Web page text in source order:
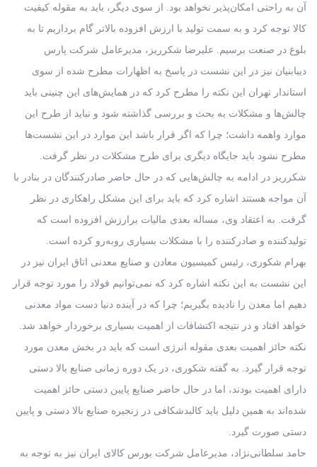
آن به راحتی امکان‌پذیر نخواهد بود. از سوی دیگر، باید به مقوله کیفیت
کالا توجه کرد و به سمت تولید با ارزش افزوده بالاتر گام برداریم تا به
بلوغ در صنعت برسیم. علیرضا شکرریز، مدیرعامل شرکت پارس
دیبابنیان نیز در این نشست در پاسخ به اظهارات مطرح شده از سوی
استاندار تهران این نکته را مطرح کرد که در همایش‌های این چنینی باید
چالش‌ها و مشکلات به بحث و بررسی گذاشته شود و نباید از طرح این
موارد واهمه داشت؛ چرا که اگر قرار باشد این موارد در این نشست‌ها
مطرح نشود باید جایگاه دیگری برای طرح مشکلات در نظر گرفت.
شکرریز در ادامه به چالش‌هایی که در حال حاضر صادرکنندگان در بنادر با
آن مواجه هستند اشاره کرد که باید برای این مشکل راهکاری در نظر
گرفت. به اعتقاد وی، مساله بعدی مالیات برارزش افزوده است که
تولیدکننده و صادرکننده را با مشکلات بسیاری روبه‌رو کرده است.
بهرام شکوری، رئیس کمیسیون معادن و صنایع معدنی اتاق ایران نیز در
این نشست به این نکته اشاره کرد که نمی‌توانیم فولاد را مورد توجه قرار
دهیم اما معدن را نادیده بگیریم؛ چرا که در آینده دنیا دست مواد معدنی
خواهد افتاد و در نتیجه اکتشافات از اهمیت بسیاری برخوردار خواهد شد.
نکته حائز اهمیت بعدی مقوله انرژی است که باید در بخش معدن مورد
توجه قرار گیرد. به گفته شکوری، در یک دوره زمانی صنایع بالا دستی
دارای اهمیت بودند، اما در حال حاضر صنایع پایین دستی حائز اهمیت
شده‌اند به همین دلیل باید کالبدشکافی در زنجیره صنایع بالا دستی و پایین
دستی صورت گیرد.
حامد سلطانی‌نژاد، مدیرعامل شرکت بورس کالای ایران نیز به توجه به